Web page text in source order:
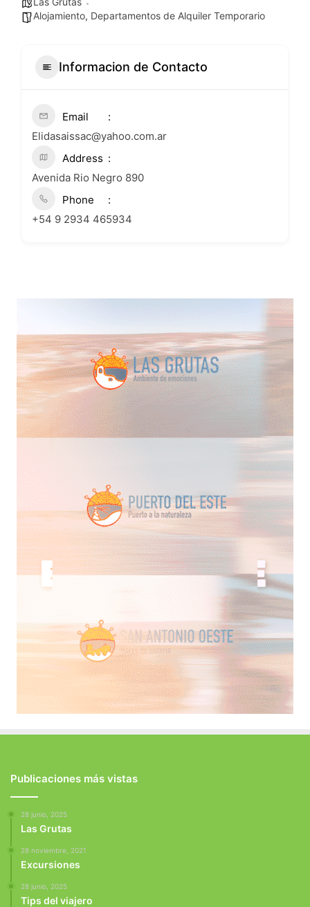
Alojamiento, Departamentos de Alquiler Temporario
Informacion de Contacto
Email
Elidasaissac@yahoo.com.ar
Address
Avenida Rio Negro 890
Phone
+54 9 2934 465934
Publicaciones más vistas
28 junio, 2025
Las Grutas
28 noviembre, 2021
Excursiones
28 junio, 2025
Tips del viajero